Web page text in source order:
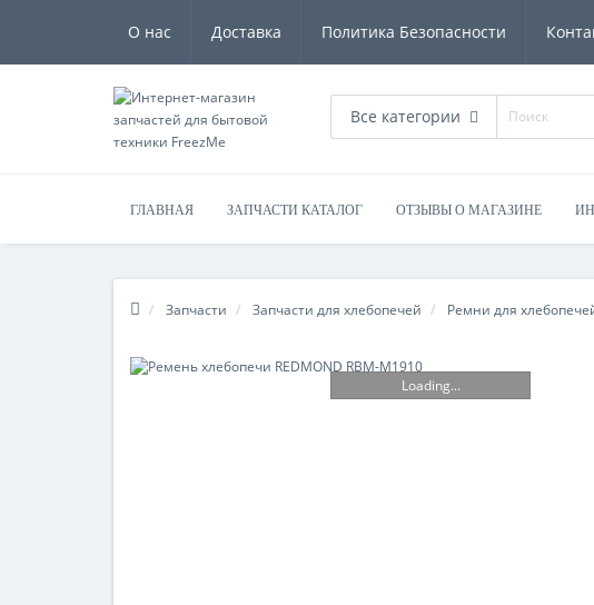
О нас Доставка Политика Безопасности
Все категории
ГЛАВНАЯ ЗАПЧАСТИ КАТАЛОГ ОТЗЫВЫ О МАГАЗИНЕ
Запчасти Запчасти для хлебопечей Ремни для
Loading...